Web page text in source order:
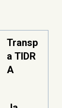
Transp
a TIDR
A